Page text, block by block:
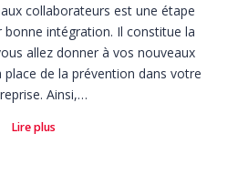
collaborateurs est une étape
intégration. Il constitue la
allez donner à vos nouveaux
de la prévention dans votre
Ainsi,…
Lire plus